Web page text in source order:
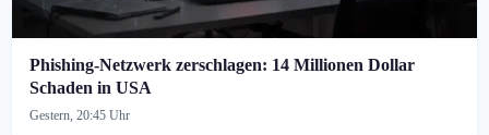
Phishing-Netzwerk zerschlagen: 14 Millionen Dollar
Schaden in USA
Gestern, 20:45 Uhr